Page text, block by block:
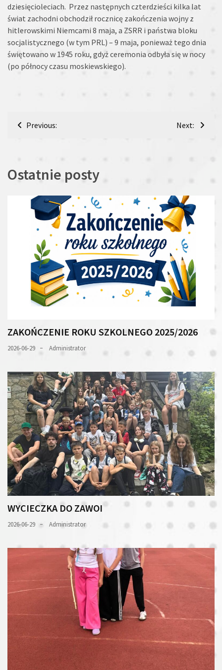
dziesięcioleciach. Przez następnych czterdzieści kilka lat
świat zachodni obchodził rocznicę zakończenia wojny z
hitlerowskimi Niemcami 8 maja, a ZSRR i państwa bloku
socjalistycznego (w tym PRL) – 9 maja, ponieważ tego dnia
świętowano w 1945 roku, gdyż ceremonia odbyła się w nocy
(po północy czasu moskiewskiego).
Nawigacja
Previous: Next:
Ostatnie posty
ZAKOŃCZENIE ROKU SZKOLNEGO 2025/2026
2026-06-29 Administrator
WYCIECZKA DO ZAWOI
2026-06-29 Administrator